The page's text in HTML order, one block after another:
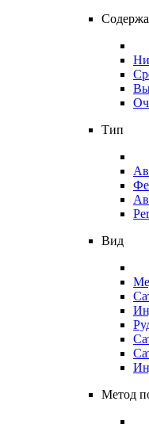
Тип
Вид
Метод